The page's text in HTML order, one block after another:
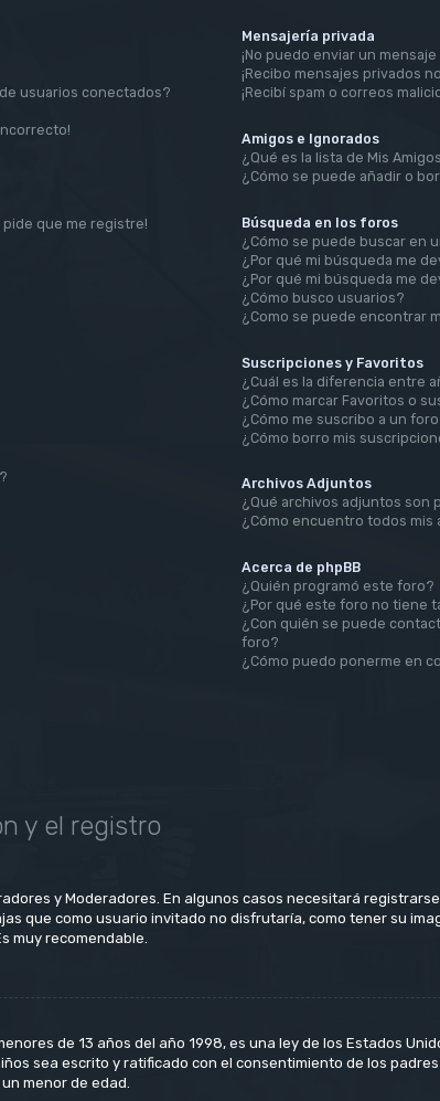
usuarios conectados?
pide que me registre!
Mensajería privada
¡No puedo enviar un
¡Recibo mensajes privados
¡Recibí spam o correos
Amigos e Ignorados
¿Qué es la lista de Mis
¿Cómo se puede añadir o
Búsqueda en los foros
¿Cómo se puede buscar en
¿Por qué mi búsqueda me
¿Por qué mi búsqueda me
¿Cómo busco usuarios?
¿Como se puede encontrar
Suscripciones y Favoritos
¿Cuál es la diferencia entre
¿Cómo marcar Favoritos o
¿Cómo me suscribo a un
¿Cómo borro mis
Archivos Adjuntos
¿Qué archivos adjuntos son
¿Cómo encuentro todos mis
Acerca de phpBB
¿Quién programó este foro?
¿Por qué este foro no tiene
¿Con quién se puede
foro?
¿Cómo puedo ponerme en
y el registro
y Moderadores. En algunos casos necesitará
que como usuario invitado no disfrutaría, como tener su
muy recomendable.
de 13 años del año 1998, es una ley de los Estados
sea escrito y ratificado con el consentimiento de los
menor de edad.